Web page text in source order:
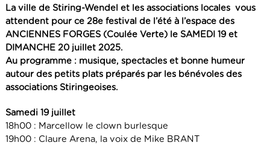
La ville de Stiring-Wendel et les associations localesvous
attendent pour ce 28e festival de l’été à l’espace des
ANCIENNES FORGES(Coulée Verte) le SAMEDI 19 et
DIMANCHE 20 juillet 2025.
Au programme : musique, spectacles et bonne humeur
autour des petits plats préparés par les bénévoles des
associations Stiringeoises.
Samedi 19 juillet
18h00 : Marcellow le clown burlesque
19h00 : Claure Arena, la voix de Mike BRANT